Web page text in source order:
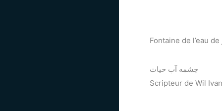
Fontaine de l’eau
چشمه آب حیات
Scripteur de Wil